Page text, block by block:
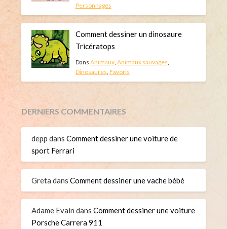
Personnages
Comment dessiner un dinosaure
Tricératops
Dans Animaux, Animaux sauvages
Dinosaures Favoris
DERNIERS COMMENTAIRES
depp dansComment dessiner une voiture de
sport Ferrari
Greta dansComment dessiner une vache bébé
Adame Evain dansComment dessiner une voiture
Porsche Carrera 911